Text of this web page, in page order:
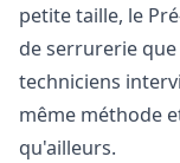
petite taille, le
de serrurerie
techniciens
même méthode
qu'ailleurs.